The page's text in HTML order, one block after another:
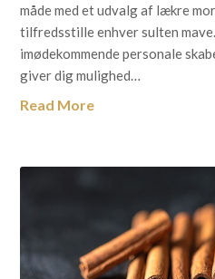
måde med et udvalg af lækre
tilfredsstille enhver sulten
imødekommende personale
giver dig mulighed…
Read More